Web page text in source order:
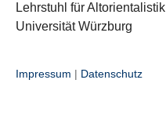
Lehrstuhl für Altorientalistik
Universität Würzburg
Impressum | Datenschutz